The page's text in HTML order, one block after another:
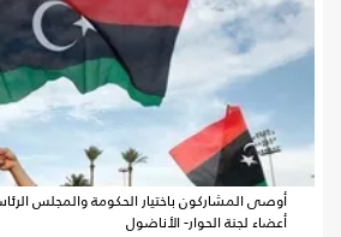
أوصى المشاركون باختيار الحكومة والمجلس
أعضاء لجنة الحوار- الأناضول